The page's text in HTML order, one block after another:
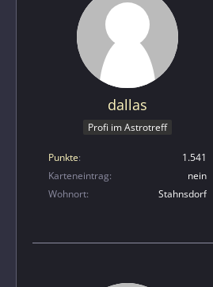
dallas
Profi im Astrotreff
Punkte
1.541
Karteneintrag
nein
Wohnort
Stahnsdorf